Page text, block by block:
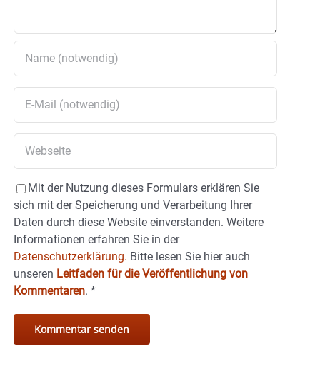
Mit der Nutzung dieses Formulars erklären Sie
sich mit der Speicherung und Verarbeitung Ihrer
Daten durch diese Website einverstanden. Weitere
Informationen erfahren Sie in der
Datenschutzerklärung. Bitte lesen Sie hier auch
unseren Leitfaden für die Veröffentlichung von
Kommentaren. *